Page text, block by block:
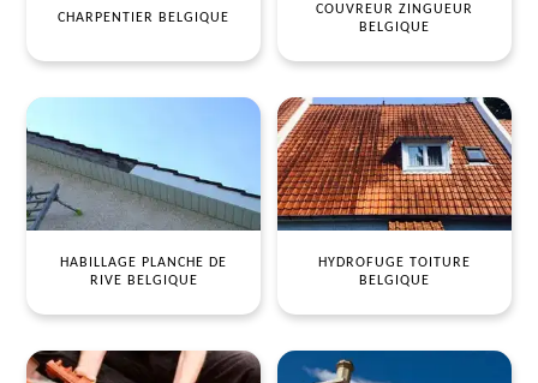
CHARPENTIER BELGIQUE
COUVREUR ZINGUEUR
BELGIQUE
HABILLAGE PLANCHE DE
RIVE BELGIQUE
HYDROFUGE TOITURE
BELGIQUE